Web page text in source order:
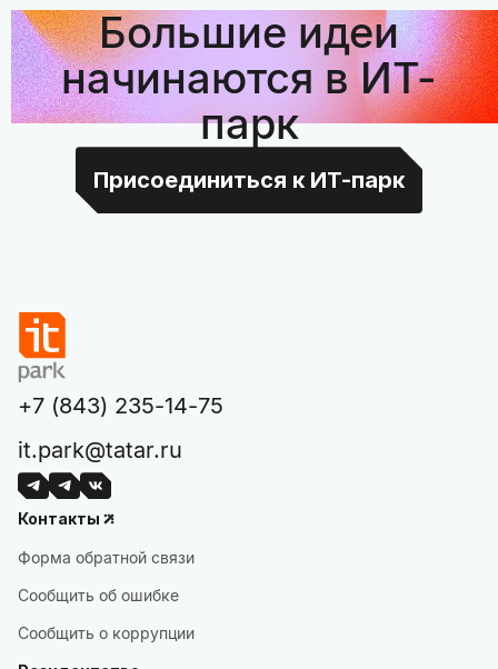
Большие идеи
начинаются в ИТ-
парк
Присоединиться к ИТ-парк
+7 (843) 235-14-75
it.park@tatar.ru
Контакты
Форма обратной связи
Сообщить об ошибке
Сообщить о коррупции